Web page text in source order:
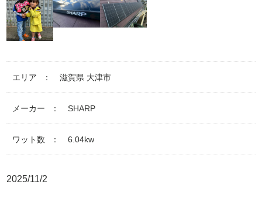
エリア 滋賀県 大津市
メーカー SHARP
ワット数 6.04kw
2025/11/2